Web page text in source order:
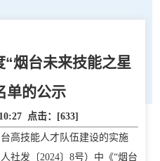
烟台未来技能之星
单的公示
点击：[633]
高技能人才队伍建设的实施
社发〔2024〕8号）中《“烟台